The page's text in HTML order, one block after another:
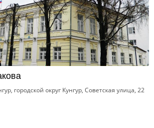
городской округ Кунгур, Советская улица, 22